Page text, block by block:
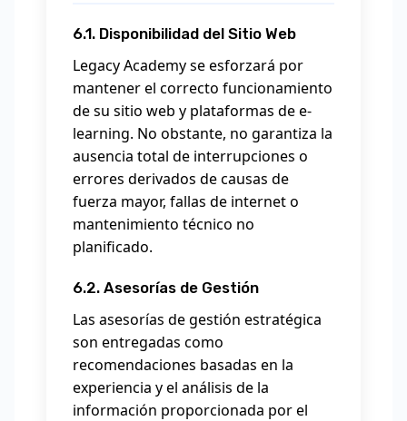
6.1. Disponibilidad del Sitio Web
Legacy Academy se esforzará por
mantener el correcto funcionamiento
de su sitio web y plataformas de e-
learning. No obstante, no garantiza la
ausencia total de interrupciones o
errores derivados de causas de
fuerza mayor, fallas de internet o
mantenimiento técnico no
planificado.
6.2. Asesorías de Gestión
Las asesorías de gestión estratégica
son entregadas como
recomendaciones basadas en la
experiencia y el análisis de la
información proporcionada por el